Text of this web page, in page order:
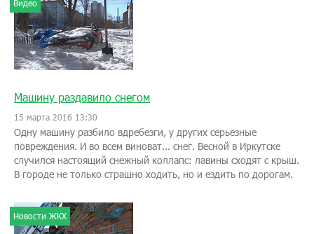
Видео
Машину раздавило снегом
15 марта 2016 13:30
Одну машину разбило вдребезги, у других серьезные
повреждения. И во всем виноват... снег. Весной в Иркутске
случился настоящий снежный коллапс: лавины сходят с крыш.
В городе не только страшно ходить, но и ездить по дорогам.
Новости ЖКХ